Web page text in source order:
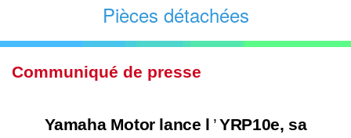
Pièces détachées
Communiqué de presse
Yamaha Motor lance l ’YRP10e, sa